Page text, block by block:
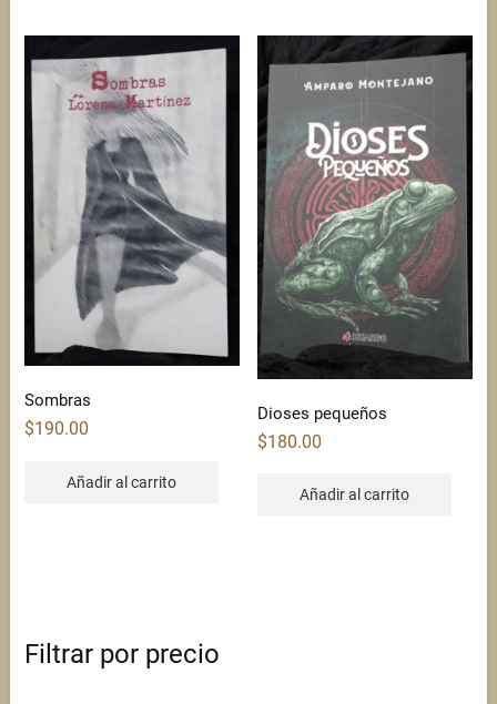
Sombras
$190.00
Añadir al carrito
Dioses pequeños
$180.00
Añadir al carrito
Filtrar por precio